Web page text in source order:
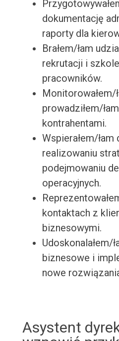
dokumentację
raporty dla
Brałem/łam
rekrutacji i
pracowników.
Monitorowałem/
prowadziłem/
kontrahentami.
Wspierałem/
realizowaniu
podejmowaniu
operacyjnych.
kontaktach z
biznesowymi.
Udoskonalałem/
biznesowe i
nowe
Asystent